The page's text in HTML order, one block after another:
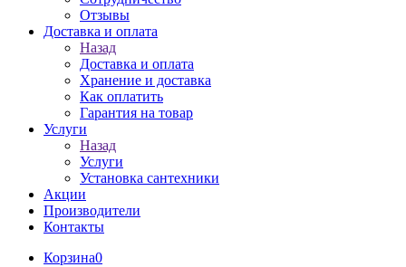
Отзывы
Доставка и оплата
Назад
Доставка и оплата
Хранение и доставка
Как оплатить
Гарантия на товар
Услуги
Назад
Услуги
Установка сантехники
Акции
Производители
Контакты
Корзина0